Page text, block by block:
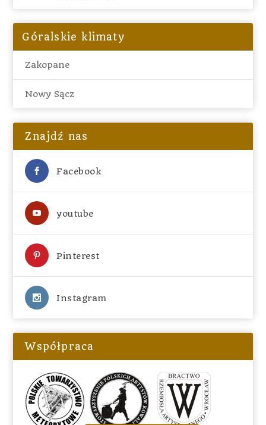
Góralskie klimaty
Zakopane
Nowy Sącz
Znajdź nas
Facebook
youtube
Pinterest
Instagram
Współpraca